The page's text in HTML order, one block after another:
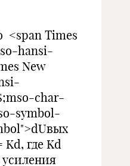
<span Times
hansi-
New
char-
symbol-
где Kd